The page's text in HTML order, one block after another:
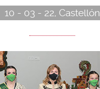
10 - 03 - 22, Castellón